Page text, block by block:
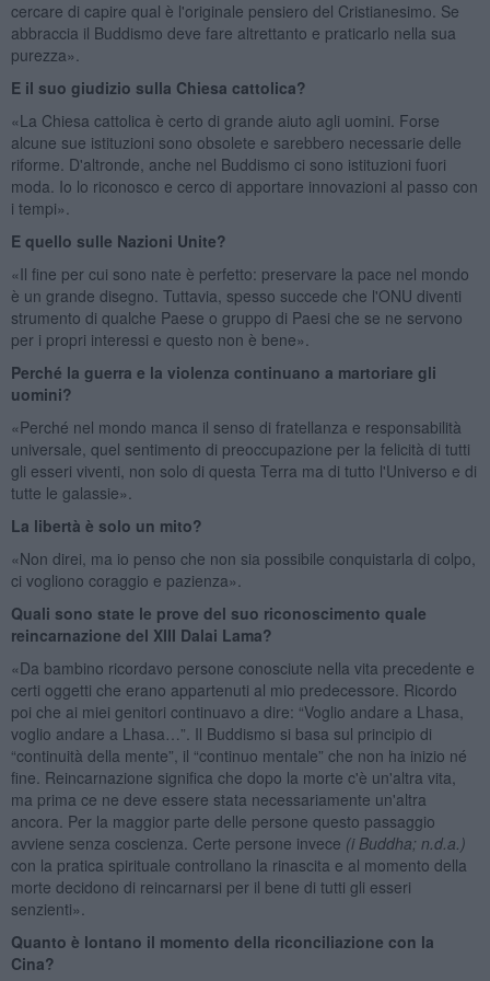
cercare di capire qual è l'originale pensiero del Cristianesimo. Se
abbraccia il Buddismo deve fare altrettanto e praticarlo nella sua
purezza».
E il suo giudizio sulla Chiesa cattolica?
«La Chiesa cattolica è certo di grande aiuto agli uomini. Forse
alcune sue istituzioni sono obsolete e sarebbero necessarie delle
riforme. D'altronde, anche nel Buddismo ci sono istituzioni fuori
moda. Io lo riconosco e cerco di apportare innovazioni al passo con
i tempi».
E quello sulle Nazioni Unite?
«Il fine per cui sono nate è perfetto: preservare la pace nel mondo
è un grande disegno. Tuttavia, spesso succede che l'ONU diventi
strumento di qualche Paese o gruppo di Paesi che se ne servono
per i propri interessi e questo non è bene».
Perché la guerra e la violenza continuano a martoriare gli
uomini?
«Perché nel mondo manca il senso di fratellanza e responsabilità
universale, quel sentimento di preoccupazione per la felicità di tutti
gli esseri viventi, non solo di questa Terra ma di tutto l'Universo e di
tutte le galassie».
La libertà è solo un mito?
«Non direi, ma io penso che non sia possibile conquistarla di colpo,
ci vogliono coraggio e pazienza».
Quali sono state le prove del suo riconoscimento quale
reincarnazione del XIII Dalai Lama?
«Da bambino ricordavo persone conosciute nella vita precedente e
certi oggetti che erano appartenuti al mio predecessore. Ricordo
poi che ai miei genitori continuavo a dire: “Voglio andare a Lhasa,
voglio andare a Lhasa…”. Il Buddismo si basa sul principio di
“continuità della mente”, il “continuo mentale” che non ha inizio né
fine. Reincarnazione significa che dopo la morte c'è un'altra vita,
ma prima ce ne deve essere stata necessariamente un'altra
ancora. Per la maggior parte delle persone questo passaggio
avviene senza coscienza. Certe persone invece (i Buddha; n.d.a.)
con la pratica spirituale controllano la rinascita e al momento della
morte decidono di reincarnarsi per il bene di tutti gli esseri
senzienti».
Quanto è lontano il momento della riconciliazione con la
Cina?